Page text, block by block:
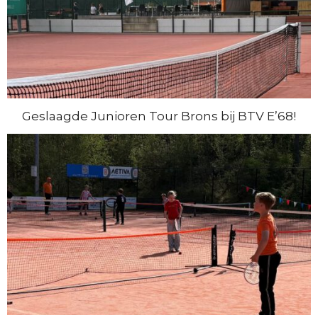
Geslaagde Junioren Tour Brons bij BTV E’68!